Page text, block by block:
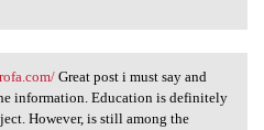
Great
Great post i must say and
information. Education is definitely
However, is still among the